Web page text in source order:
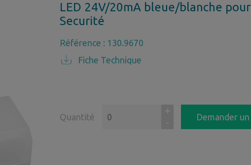
LED 24V/20mA bleue/blanche
Securité
Référence : 130.9670
Fiche Technique
Quantité